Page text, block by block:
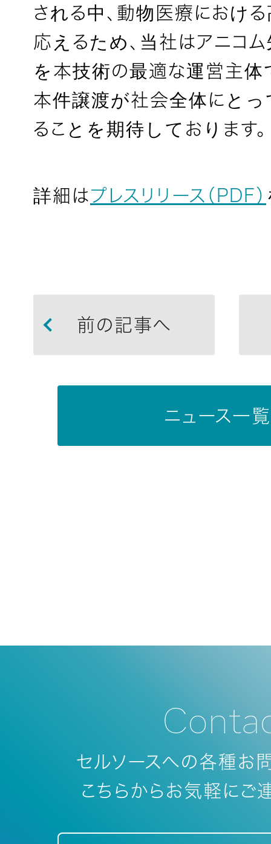
される中、動物医療におけ
応えるため、当社はアニコ
を本技術の最適な運営主体
本件譲渡が社会全体にと
ることを期待しております。
詳細はプレスリリース（PDF）
前の記事へ
ニュース一
セルソースへの各種お
こちらからお気軽にご